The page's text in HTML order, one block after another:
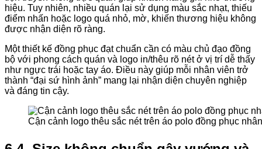
hiệu. Tuy nhiên, nhiều quán lại sử dụng màu sắc nhạt, thiếu
điểm nhấn hoặc logo quá nhỏ, mờ, khiến thương hiệu không
được nhận diện rõ ràng.
Một thiết kế đồng phục đạt chuẩn cần có màu chủ đạo đồng
bộ với phong cách quán và logo in/thêu rõ nét ở vị trí dễ thấy
như ngực trái hoặc tay áo. Điều này giúp mỗi nhân viên trở
thành “đại sứ hình ảnh” mang lại nhận diện chuyên nghiệp
và đáng tin cậy.
Cận cảnh logo thêu sắc nét trên áo polo đồng phục